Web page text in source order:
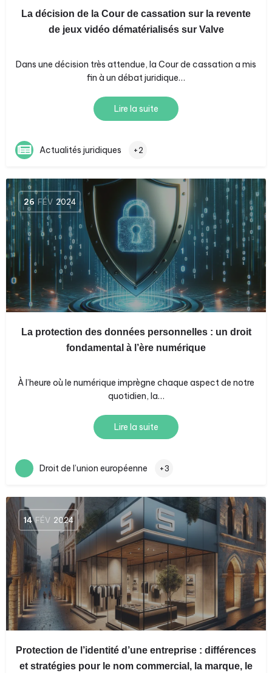
La décision de la Cour de cassation sur la revente
de jeux vidéo dématérialisés sur Valve
Dans une décision très attendue, la Cour de cassation a mis
fin à un débat juridique…
Lire la suite
Actualités juridiques +2
26 FÉV 2024
La protection des données personnelles : un droit
fondamental à l’ère numérique
À l’heure où le numérique imprègne chaque aspect de notre
quotidien, la…
Lire la suite
Droit de l’union européenne +3
14 FÉV 2024
Protection de l’identité d’une entreprise : différences
et stratégies pour le nom commercial, la marque, le